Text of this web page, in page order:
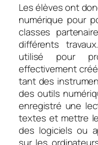
Les élèves ont
numérique pour
classes
différents
utilisé pour
effectivement
tant des
des outils
enregistré une
textes et mettre
des logiciels ou
sur les